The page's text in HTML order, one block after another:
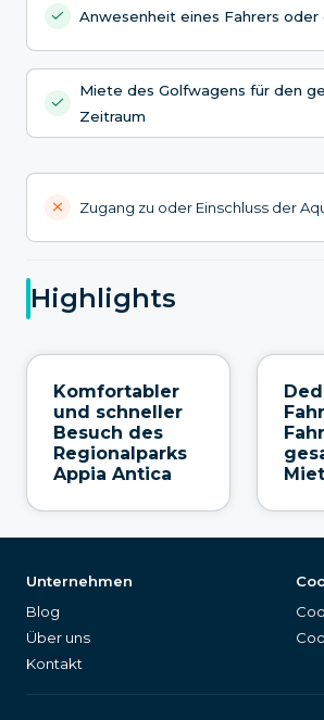
Anwesenheit eines Fahrers oder
Miete des Golfwagens für den
Zeitraum
Zugang zu oder Einschluss der
Highlights
Komfortabler
und schneller
Besuch des
Regionalparks
Appia Antica
Unternehmen
Blog
Über uns
Kontakt